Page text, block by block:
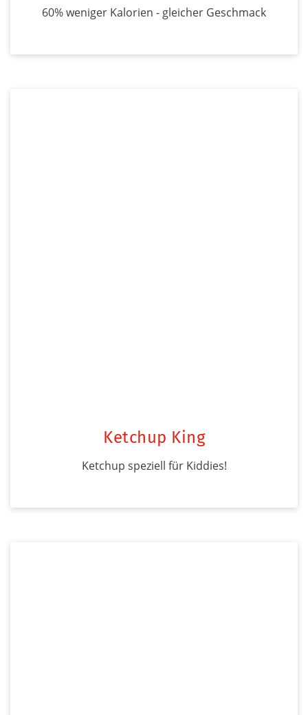
60% weniger Kalorien - gleicher Geschmack
Ketchup King
Ketchup speziell für Kiddies!